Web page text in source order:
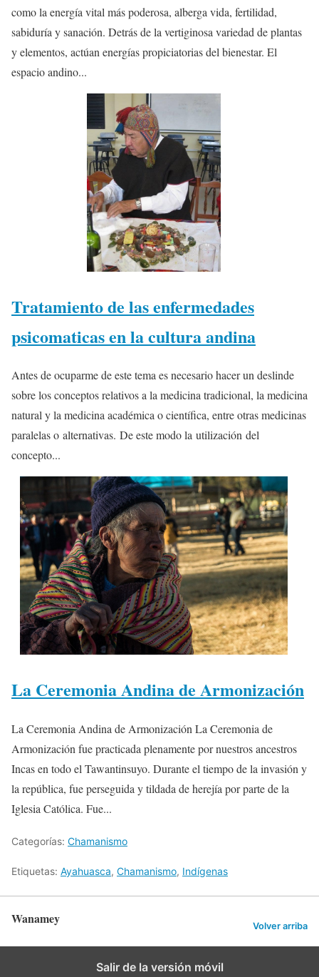
como la energía vital más poderosa, alberga vida, fertilidad,
sabiduría y sanación. Detrás de la vertiginosa variedad de plantas
y elementos, actúan energías propiciatorias del bienestar. El
espacio andino...
Tratamiento de las enfermedades
psicomaticas en la cultura andina
Antes de ocuparme de este tema es necesario hacer un deslinde
sobre los conceptos relativos a la medicina tradicional, la medicina
natural y la medicina académica o científica, entre otras medicinas
paralelas o alternativas. De este modo la utilización del
concepto...
La Ceremonia Andina de Armonización
La Ceremonia Andina de Armonización La Ceremonia de
Armonización fue practicada plenamente por nuestros ancestros
Incas en todo el Tawantinsuyo. Durante el tiempo de la invasión y
la república, fue perseguida y tildada de herejía por parte de la
Iglesia Católica. Fue...
Categorías: Chamanismo
Etiquetas: Ayahuasca, Chamanismo, Indígenas
Wanamey Volver arriba
Salir de la versión móvil